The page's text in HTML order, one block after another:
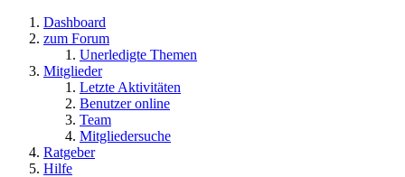
Dashboard
zum Forum
Unerledigte Themen
Mitglieder
Letzte Aktivitäten
Benutzer online
Team
Mitgliedersuche
Ratgeber
Hilfe